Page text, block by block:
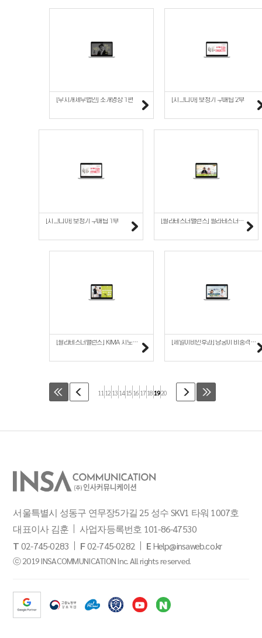
[무지개세무법인] 소개영상 1편 [시그니아] 보청기 구매팁 2부
[시그니아] 보청기 구매팁 1부 [필라테스더밸런스] 필라테스더밸런스에 대한 모든 것
[필라테스더밸런스] KIMA 지도자과정 맛보기 [제일이비인후과] 당궁이 비중격만곡증
11 12 13 14 15 16 1718 1920
서울특별시 성동구 연무장5가길 25 성수 SKV1 타워 1007호
대표이사 김훈
사업자등록번호 101-86-47530
T02-745-0283 F02-745-0282 EHelp@insaweb.co.kr
ⓒ 2019 INSACOMMUNICATION Inc. All rights reserved.